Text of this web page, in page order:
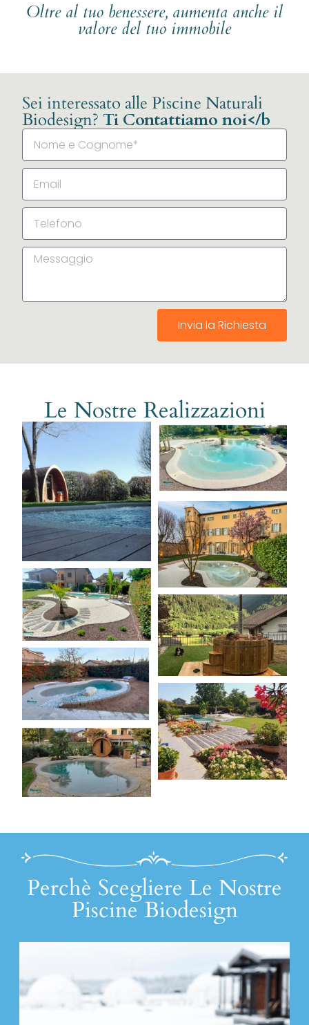
Oltre al tuo benessere, aumenta anche il
valore del tuo immobile
Sei interessato alle Piscine Naturali
Biodesign? Ti Contattiamo noi</b
Invia la Richiesta
Le Nostre Realizzazioni
Perchè Scegliere Le Nostre
Piscine Biodesign